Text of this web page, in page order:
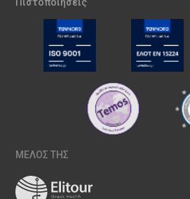
Πιστοποιήσεις
ΜΕΛΟΣ ΤΗΣ